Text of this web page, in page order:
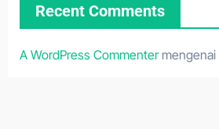
Recent Comments
A WordPress Commentermengenai